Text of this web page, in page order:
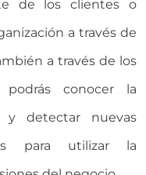
de los clientes o
a través de
a través de los
podrás conocer la
y detectar nuevas
para utilizar la